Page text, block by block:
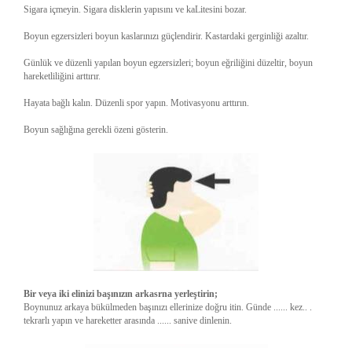
Sigara içmeyin. Sigara disklerin yapısını ve kaLitesini bozar.
Boyun egzersizleri boyun kaslarınızı güçlendirir. Kastardaki gerginliği azaltır.
Günlük ve düzenli yapılan boyun egzersizleri; boyun eğriliğini düzeltir, boyun
hareketliliğini arttırır.
Hayata bağlı kalın. Düzenli spor yapın. Motivasyonu arttırın.
Boyun sağlığına gerekli özeni gösterin.
Bir veya iki elinizi başınızın arkasrna yerleştirin;
Boynunuz arkaya bükülmeden başınızı ellerinize doğru itin. Günde ...... kez.. .
tekrarlı yapın ve hareketter arasında ...... sanive dinlenin.